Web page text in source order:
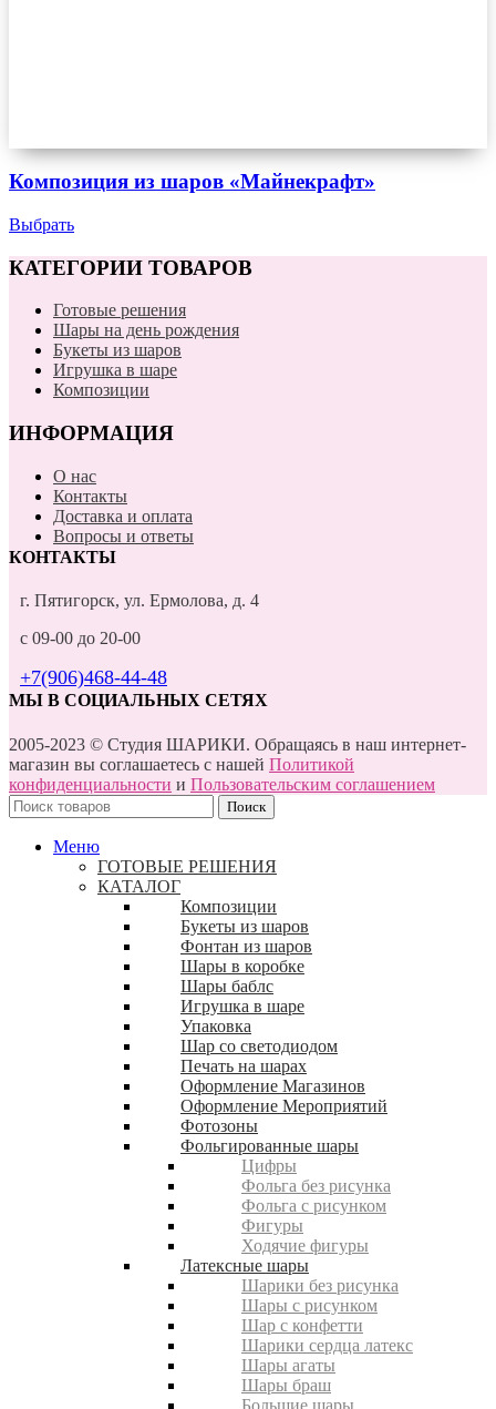
Композиция из шаров «Майнекрафт»
Выбрать
КАТЕГОРИИ ТОВАРОВ
Готовые решения
Шары на день рождения
Букеты из шаров
Игрушка в шаре
Композиции
ИНФОРМАЦИЯ
О нас
Контакты
Доставка и оплата
Вопросы и ответы
КОНТАКТЫ
г. Пятигорск, ул. Ермолова, д. 4
с 09-00 до 20-00
+7(906)468-44-48
МЫ В СОЦИАЛЬНЫХ СЕТЯХ
2005-2023 © Студия ШАРИКИ. Обращаясь в наш интернет-
магазин вы соглашаетесь с нашей Политикой
конфиденциальности и Пользовательским соглашением
Поиск
Меню
ГОТОВЫЕ РЕШЕНИЯ
КАТАЛОГ
Композиции
Букеты из шаров
Фонтан из шаров
Шары в коробке
Шары баблс
Игрушка в шаре
Упаковка
Шар со светодиодом
Печать на шарах
Оформление Магазинов
Оформление Мероприятий
Фотозоны
Фольгированные шары
Цифры
Фольга без рисунка
Фольга с рисунком
Фигуры
Ходячие фигуры
Латексные шары
Шарики без рисунка
Шары с рисунком
Шар с конфетти
Шарики сердца латекс
Шары агаты
Шары браш
Большие шары